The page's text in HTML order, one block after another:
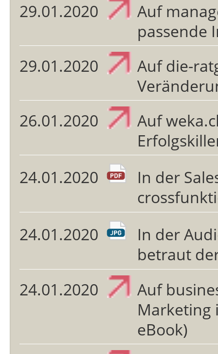
29.01.2020
Auf
passende
29.01.2020
Auf die-
26.01.2020
Auf
24.01.2020
In der
24.01.2020
In der
betraut
24.01.2020
Auf
Marketing
eBook)